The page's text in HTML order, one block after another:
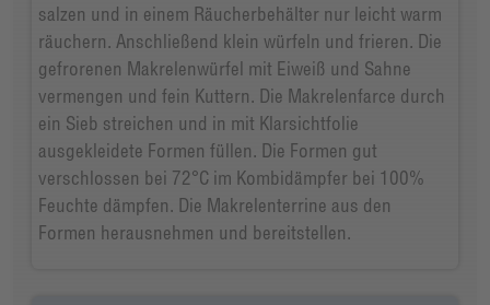
salzen und in einem Räucherbehälter nur leicht warm
räuchern. Anschließend klein würfeln und frieren. Die
gefrorenen Makrelenwürfel mit Eiweiß und Sahne
vermengen und fein Kuttern. Die Makrelenfarce durch
ein Sieb streichen und in mit Klarsichtfolie
ausgekleidete Formen füllen. Die Formen gut
verschlossen bei 72°C im Kombidämpfer bei 100%
Feuchte dämpfen. Die Makrelenterrine aus den
Formen herausnehmen und bereitstellen.